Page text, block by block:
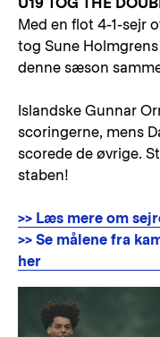
Med en flot 4-1-sejr
tog Sune
denne sæson
Islandske Gunnar
scoringerne, mens
scorede de øvrige.
staben!
>> Læs mere om
>> Se målene fra
her